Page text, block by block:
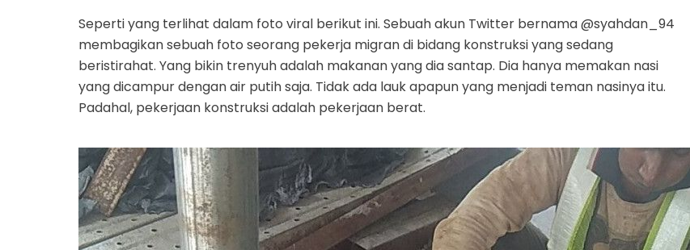
Seperti yang terlihat dalam foto viral berikut ini. Sebuah akun Twitter bernama @syahdan_94
membagikan sebuah foto seorang pekerja migran di bidang konstruksi yang sedang
beristirahat. Yang bikin trenyuh adalah makanan yang dia santap. Dia hanya memakan nasi
yang dicampur dengan air putih saja. Tidak ada lauk apapun yang menjadi teman nasinya itu.
Padahal, pekerjaan konstruksi adalah pekerjaan berat.